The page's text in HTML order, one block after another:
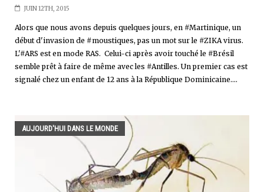
JUIN 12TH, 2015
Alors que nous avons depuis quelques jours, en #Martinique, un
début d'invasion de #moustiques, pas un mot sur le #ZIKA virus.
L'#ARS est en mode RAS. Celui-ci après avoir touché le #Brésil
semble prêt à faire de même avec les #Antilles. Un premier cas est
signalé chez un enfant de 12 ans à la République Dominicaine....
AUJOURD'HUI DANS LE MONDE